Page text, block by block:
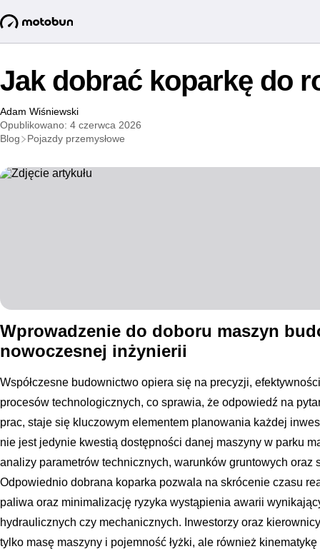
Jak dobrać koparkę do
Adam Wiśniewski
Opublikowano: 4 czerwca 2026
Blog
Pojazdy przemysłowe
Wprowadzenie do doboru maszyn
nowoczesnej inżynierii
Współczesne budownictwo opiera się na precyzji,
procesów technologicznych, co sprawia, że odpowiedź na
prac, staje się kluczowym elementem planowania każdej
nie jest jedynie kwestią dostępności danej maszyny w parku
analizy parametrów technicznych, warunków gruntowych oraz
Odpowiednio dobrana koparka pozwala na skrócenie czasu
paliwa oraz minimalizację ryzyka wystąpienia awarii
hydraulicznych czy mechanicznych. Inwestorzy oraz
tylko masę maszyny i pojemność łyżki, ale również